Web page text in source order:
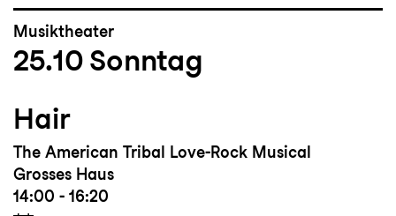
Musiktheater
25.10 Sonntag
Hair
The American Tribal Love-Rock Musical
Grosses Haus
14:00 - 16:20